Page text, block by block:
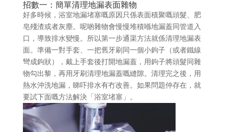
招數一：簡單清理地漏表面雜物
好多時候，浴室地漏堵塞嘅原因只係表面積聚嘅頭髮、肥
皂殘渣或者灰塵。呢啲雜物會慢慢堆積喺地漏蓋同管道入
口，導致排水變慢。所以第一步通渠方法就係清理地漏表
面。準備一對手套、一把舊牙刷同一個小鉤子（或者鐵線
彎成鉤狀），戴上手套後打開地漏蓋，用鉤子將頭髮同雜
物勾出黎，再用牙刷清理地漏蓋嘅縫隙。清理完之後，用
熱水沖洗地漏，睇吓排水有冇改善。如果問題仲存在，就
要試下面嘅方法解決「浴室堵塞」。